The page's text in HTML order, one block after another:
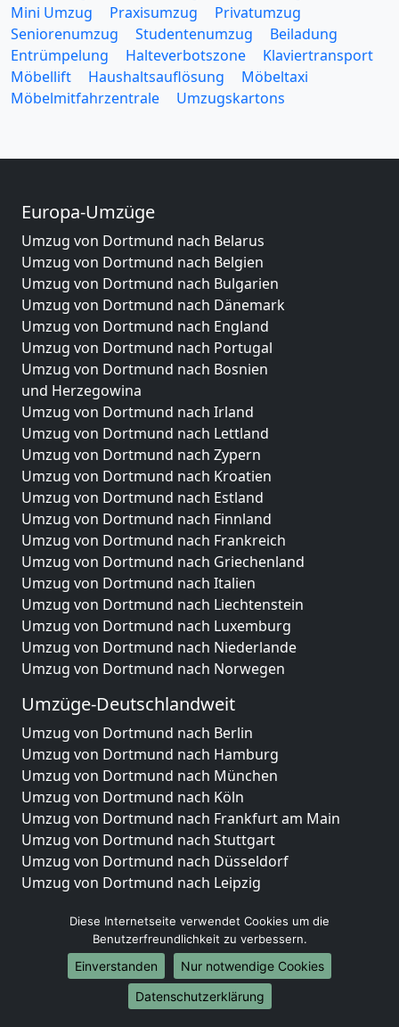
Mini Umzug
Praxisumzug
Privatumzug
Seniorenumzug
Studentenumzug
Beiladung
Entrümpelung
Halteverbotszone
Klaviertransport
Möbellift
Haushaltsauflösung
Möbeltaxi
Möbelmitfahrzentrale
Umzugskartons
Europa-Umzüge
Umzug von Dortmund nach Belarus
Umzug von Dortmund nach Belgien
Umzug von Dortmund nach Bulgarien
Umzug von Dortmund nach Dänemark
Umzug von Dortmund nach England
Umzug von Dortmund nach Portugal
Umzug von Dortmund nach Bosnien
und Herzegowina
Umzug von Dortmund nach Irland
Umzug von Dortmund nach Lettland
Umzug von Dortmund nach Zypern
Umzug von Dortmund nach Kroatien
Umzug von Dortmund nach Estland
Umzug von Dortmund nach Finnland
Umzug von Dortmund nach Frankreich
Umzug von Dortmund nach Griechenland
Umzug von Dortmund nach Italien
Umzug von Dortmund nach Liechtenstein
Umzug von Dortmund nach Luxemburg
Umzug von Dortmund nach Niederlande
Umzug von Dortmund nach Norwegen
Umzüge-Deutschlandweit
Umzug von Dortmund nach Berlin
Umzug von Dortmund nach Hamburg
Umzug von Dortmund nach München
Umzug von Dortmund nach Köln
Umzug von Dortmund nach Frankfurt am Main
Umzug von Dortmund nach Stuttgart
Umzug von Dortmund nach Düsseldorf
Umzug von Dortmund nach Leipzig
Umzug von Dortmund nach Essen
Umzug von Dortmund nach Bremen
Umzug von Dortmund nach Dresden
Umzug von Dortmund nach Hannover
Umzug von Dortmund nach Nürnberg
Diese Internetseite verwendet Cookies um die
Benutzerfreundlichkeit zu verbessern.
Einverstanden
Nur notwendige Cookies
Datenschutzerklärung